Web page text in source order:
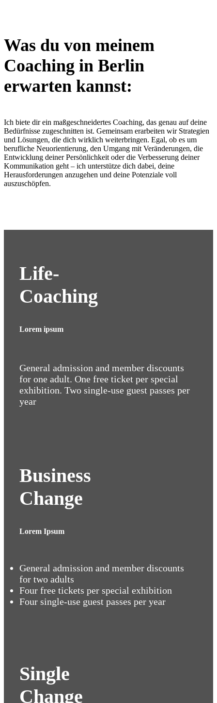
Was du von meinem
Coaching in Berlin
erwarten kannst:
Ich biete dir ein maßgeschneidertes Coaching, das genau auf deine
Bedürfnisse zugeschnitten ist. Gemeinsam erarbeiten wir Strategien
und Lösungen, die dich wirklich weiterbringen. Egal, ob es um
berufliche Neuorientierung, den Umgang mit Veränderungen, die
Entwicklung deiner Persönlichkeit oder die Verbesserung deiner
Kommunikation geht – ich unterstütze dich dabei, deine
Herausforderungen anzugehen und deine Potenziale voll
auszuschöpfen.
Life-
Coaching
Lorem ipsum
General admission and member discounts
for one adult. One free ticket per special
exhibition. Two single-use guest passes per
year
Business
Change
Lorem Ipsum
General admission and member discounts
for two adults
Four free tickets per special exhibition
Four single-use guest passes per year
Single
Change